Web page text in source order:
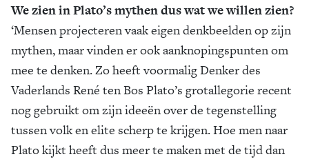
We zien in Plato’s mythen dus wat we willen zien?
‘Mensen projecteren vaak eigen denkbeelden op zijn
mythen, maar vinden er ook aanknopingspunten om
mee te denken. Zo heeft voormalig Denker des
Vaderlands René ten Bos Plato’s grotallegorie recent
nog gebruikt om zijn ideeën over de tegenstelling
tussen volk en elite scherp te krijgen. Hoe men naar
Plato kijkt heeft dus meer te maken met de tijd dan